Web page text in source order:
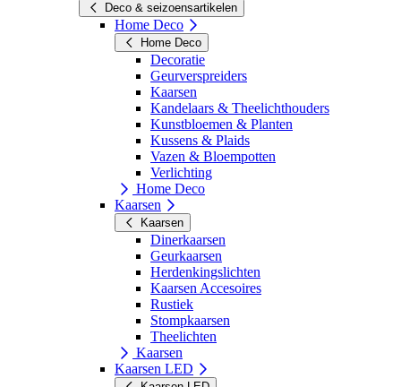
Deco & seizoensartikelen
Home Deco
Home Deco
Decoratie
Geurverspreiders
Kaarsen
Kandelaars & Theelichthouders
Kunstbloemen & Planten
Kussens & Plaids
Vazen & Bloempotten
Verlichting
Home Deco
Kaarsen
Kaarsen
Dinerkaarsen
Geurkaarsen
Herdenkingslichten
Kaarsen Accesoires
Rustiek
Stompkaarsen
Theelichten
Kaarsen
Kaarsen LED